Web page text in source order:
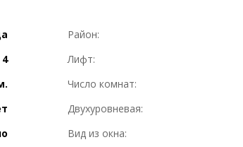
Район:
Лифт:
Число комнат:
Двухуровневая:
Вид из окна: